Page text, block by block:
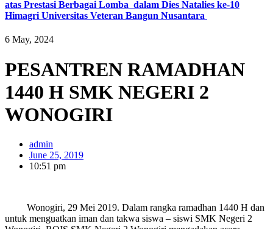
atas Prestasi Berbagai Lomba dalam Dies Natalies ke-10
Himagri Universitas Veteran Bangun Nusantara
6 May, 2024
PESANTREN RAMADHAN
1440 H SMK NEGERI 2
WONOGIRI
admin
June 25, 2019
10:51 pm
Wonogiri, 29 Mei 2019. Dalam rangka ramadhan 1440 H dan
untuk menguatkan iman dan takwa siswa – siswi SMK Negeri 2